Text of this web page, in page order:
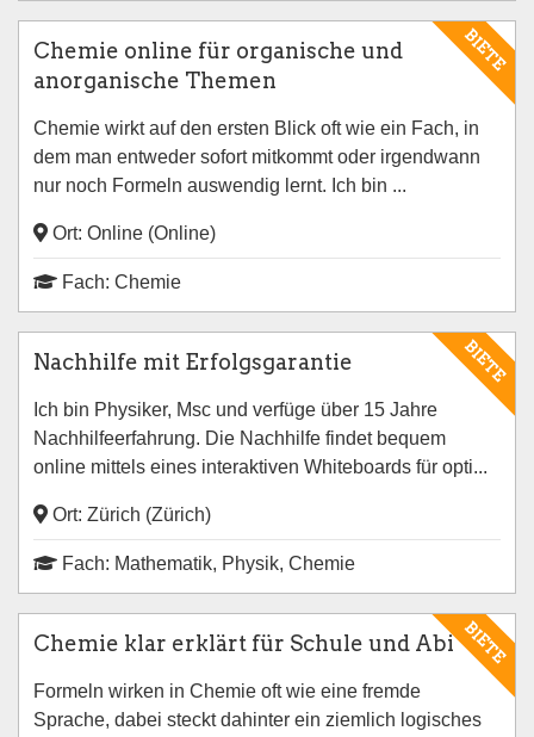
BIETE
Chemie online für organische und
anorganische Themen
Chemie wirkt auf den ersten Blick oft wie ein Fach, in
dem man entweder sofort mitkommt oder irgendwann
nur noch Formeln auswendig lernt. Ich bin ...
Ort: Online (Online)
Fach: Chemie
BIETE
Nachhilfe mit Erfolgsgarantie
Ich bin Physiker, Msc und verfüge über 15 Jahre
Nachhilfeerfahrung. Die Nachhilfe findet bequem
online mittels eines interaktiven Whiteboards für opti...
Ort: Zürich (Zürich)
Fach: Mathematik, Physik, Chemie
BIETE
Chemie klar erklärt für Schule und Abi
Formeln wirken in Chemie oft wie eine fremde
Sprache, dabei steckt dahinter ein ziemlich logisches